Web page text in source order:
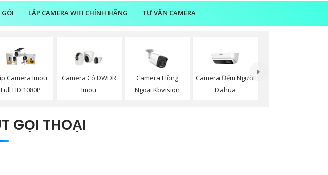
GÓI LẮP CAMERA WIFI CHÍNH HÃNG TƯ VẤN CAMERA
Camera Imou
Full HD 1080P
Camera Có DWDR
Imou
Camera Hồng
Ngoại Kbvision
Camera Đếm Người
Dahua
GỌI THOẠI